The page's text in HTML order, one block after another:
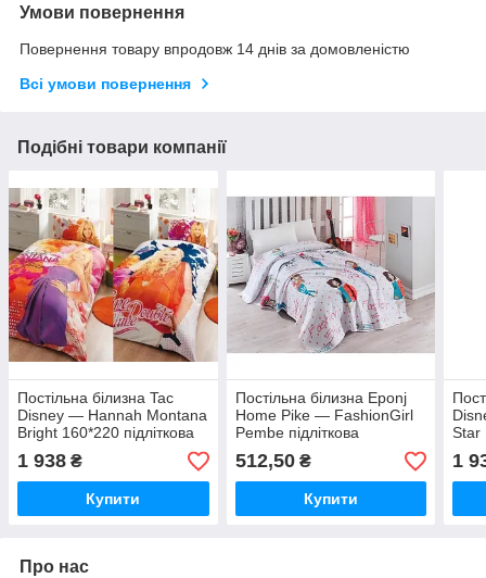
Умови повернення
Повернення товару впродовж 14 днів за домовленістю
Всі умови повернення
Подібні товари компанії
Постільна білизна Tac
Disney — Hannah Montana
Bright 160*220 підліткова
1 938 ₴
Купити
Постільна білизна Eponj
Home Pike — FashionGirl
Pembe підліткова
512,50₴
Купити
Star
1
Про нас